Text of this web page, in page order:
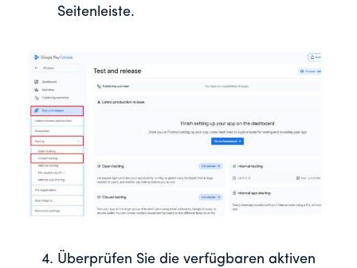
Seitenleiste.
Überprüfen Sie die verfügbaren aktiven